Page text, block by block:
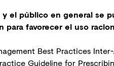
el público en general se
para favorecer el uso
Best Practices
Guideline for